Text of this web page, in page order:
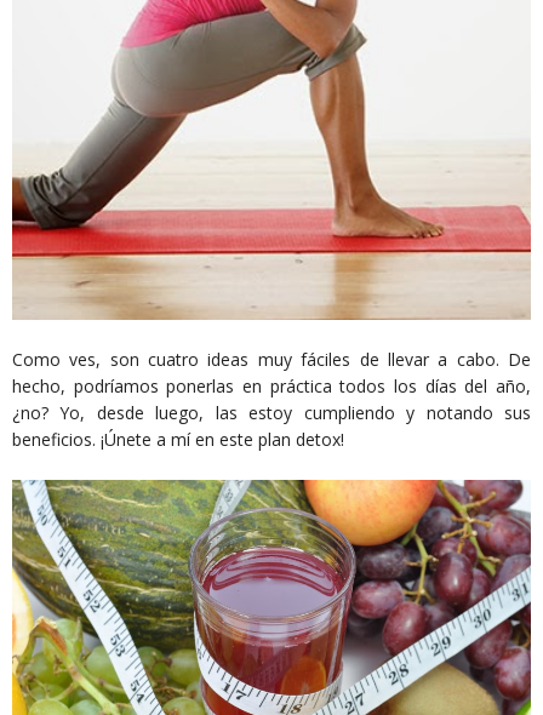
Como ves, son cuatro ideas muy fáciles de llevar a cabo. De
hecho, podríamos ponerlas en práctica todos los días del año,
¿no? Yo, desde luego, las estoy cumpliendo y notando sus
beneficios. ¡Únete a mí en este plan detox!